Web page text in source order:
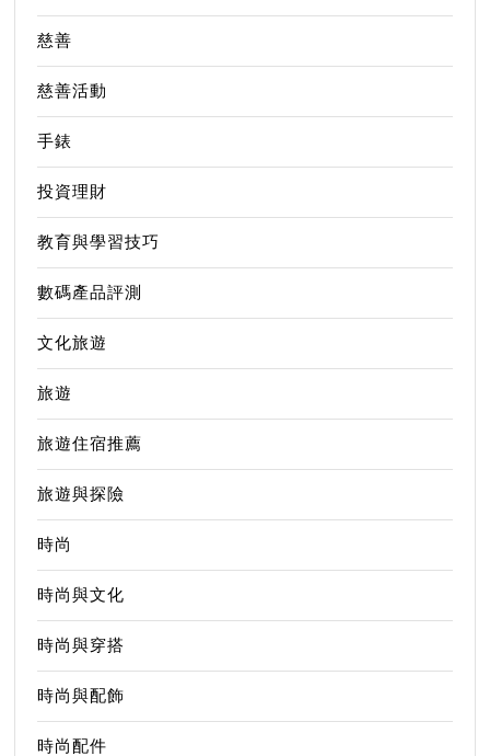
慈善
慈善活動
手錶
投資理財
教育與學習技巧
數碼產品評測
文化旅遊
旅遊
旅遊住宿推薦
旅遊與探險
時尚
時尚與文化
時尚與穿搭
時尚與配飾
時尚配件